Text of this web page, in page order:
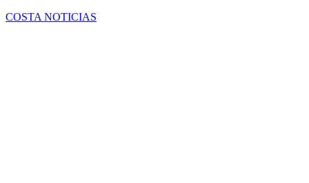
COSTA NOTICIAS